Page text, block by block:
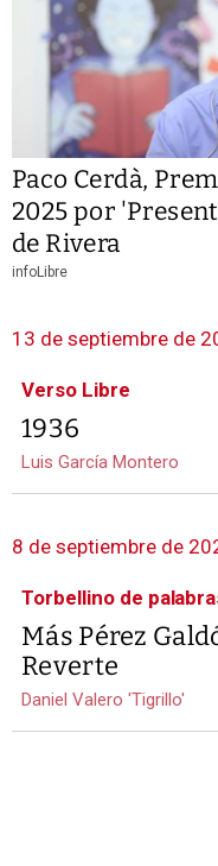
Paco Cerdà,
2025 por
de Rivera
infoLibre
13 de septiembre de
Verso Libre
1936
Luis García Montero
8 de septiembre de
Torbellino de
Más Pérez
Reverte
Daniel Valero 'Tigrillo'